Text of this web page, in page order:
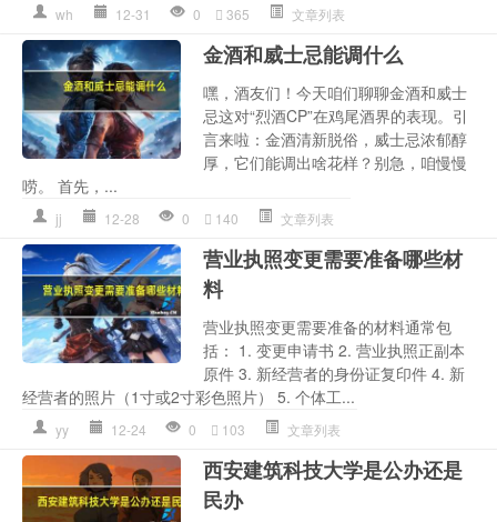
wh 12-31 0 365 文章列表
金酒和威士忌能调什么
嘿，酒友们！今天咱们聊聊金酒和威士
忌这对“烈酒CP”在鸡尾酒界的表现。引
言来啦：金酒清新脱俗，威士忌浓郁醇
厚，它们能调出啥花样？别急，咱慢慢
唠。 首先，...
jj 12-28 0 140 文章列表
营业执照变更需要准备哪些材
料
营业执照变更需要准备的材料通常包
括： 1. 变更申请书 2. 营业执照正副本
原件 3. 新经营者的身份证复印件 4. 新
经营者的照片（1寸或2寸彩色照片） 5. 个体工...
yy 12-24 0 103 文章列表
西安建筑科技大学是公办还是
民办